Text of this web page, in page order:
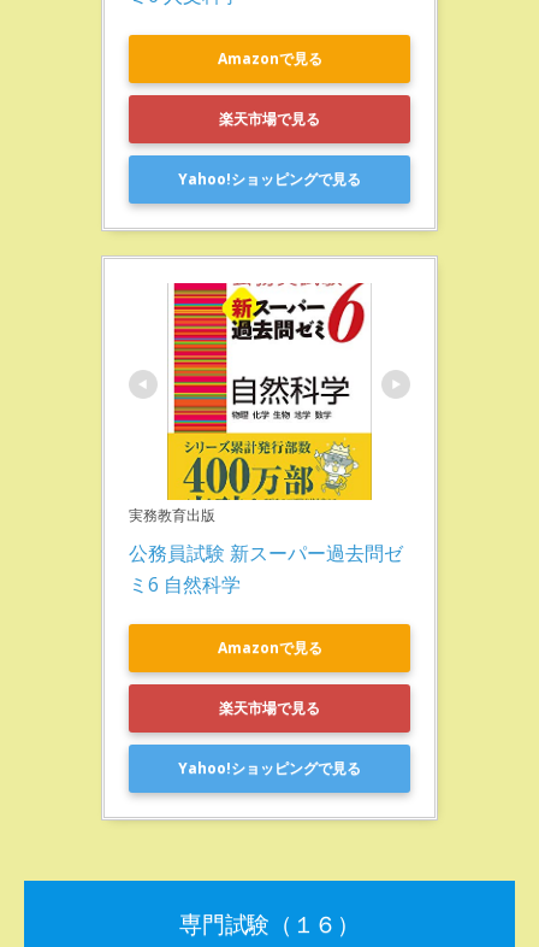
Amazonで見る
楽天市場で見る
Yahoo!ショッピングで見る
実務教育出版
公務員試験 新スーパー過去問ゼ
ミ6 自然科学
Amazonで見る
楽天市場で見る
Yahoo!ショッピングで見る
専門試験（１６）